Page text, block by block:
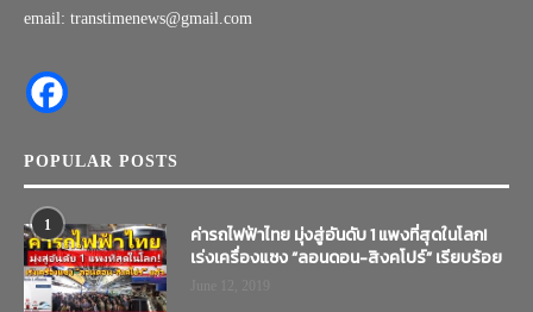
email: transtimenews@gmail.com
POPULAR POSTS
1
ค่ารถไฟฟ้าไทย มุ่งสู่อันดับ 1 แพงที่สุดในโลก!
เร่งเครื่องแซง “ลอนดอน-สิงคโปร์” เรียบร้อย